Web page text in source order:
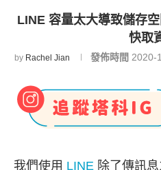
LINE 容量太大導致儲存
快取
by Rachel Jian 發佈時間 2020-
我們使用 LINE 除了傳訊